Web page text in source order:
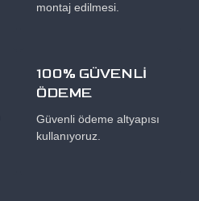
montaj edilmesi.
100% GÜVENLİ
ÖDEME
Güvenli ödeme altyapısı
kullanıyoruz.